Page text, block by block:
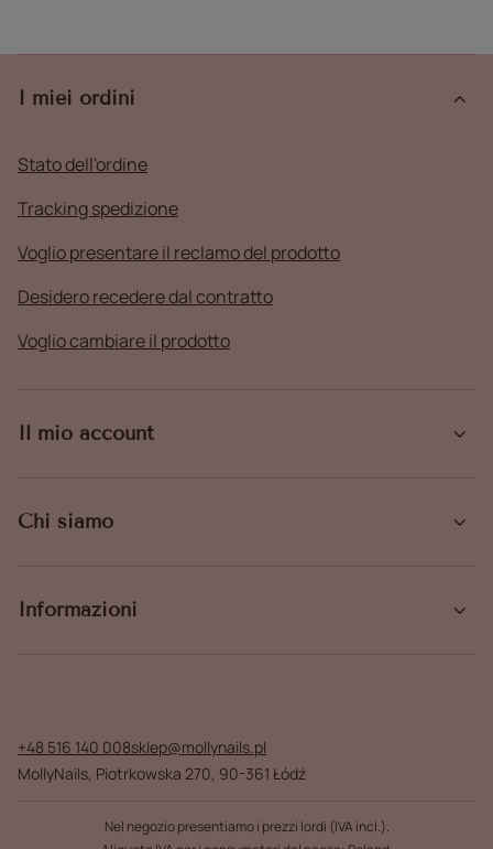
I miei ordini
Stato dell'ordine
Tracking spedizione
Voglio presentare il reclamo del prodotto
Desidero recedere dal contratto
Voglio cambiare il prodotto
Il mio account
Chi siamo
Informazioni
+48 516 140 008sklep@mollynails.pl
MollyNails, Piotrkowska 270, 90-361 Łódź
Nel negozio presentiamo i prezzi lordi (IVA incl.).